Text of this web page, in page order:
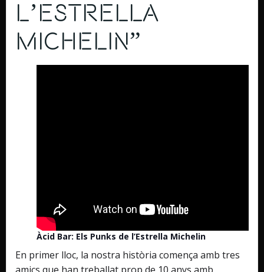
l’Estrella
Michelin”
Àcid Bar: Els Punks de l’Estrella Michelin
En primer lloc, la nostra història comença amb tres